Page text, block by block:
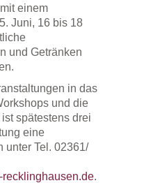
einem
Juni, 16 bis 18
und Getränken
in das
und die
spätestens drei
eine
unter Tel. 02361/
recklinghausen.de.